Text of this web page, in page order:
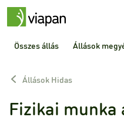
Összes állás Állások
Állások Hidas
Fizikai munka